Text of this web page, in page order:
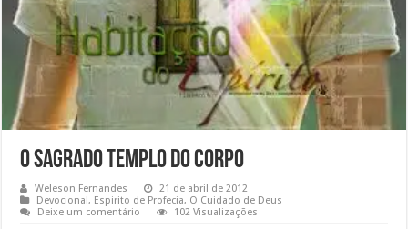
O Sagrado templo do corpo
Weleson Fernandes
21 de abril de 2012
Devocional, Espirito de Profecia, O Cuidado de Deus
Deixe um comentário
102 Visualizações